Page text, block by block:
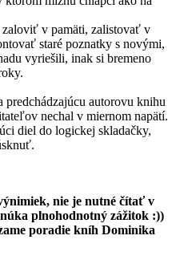
v pamäti, zalistovať v
staré poznatky s novými,
vyriešili, inak si bremeno
predchádzajúcu autorovu knihu
nechal v miernom napätí.
diel do logickej skladačky,
nie je nutné čítať v
plnohodnotný zážitok :))
poradie kníh Dominika